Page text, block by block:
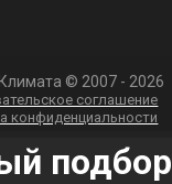
© 2007 - 2026
соглашение
конфиденциальности
подбор